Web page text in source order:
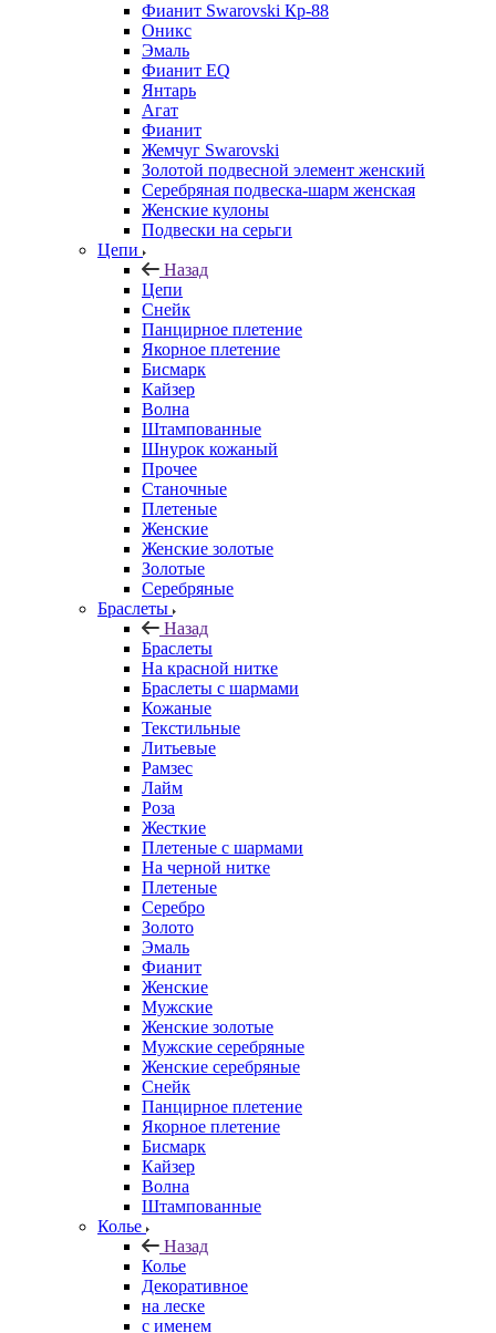
Фианит Swarovski Кр-88
Оникс
Эмаль
Фианит EQ
Янтарь
Агат
Фианит
Жемчуг Swarovski
Золотой подвесной элемент женcкий
Серебряная подвеска-шарм женская
Женские кулоны
Подвески на серьги
Цепи
Назад
Цепи
Снейк
Панцирное плетение
Якорное плетение
Бисмарк
Кайзер
Волна
Штампованные
Шнурок кожаный
Прочее
Станочные
Плетеные
Женские
Женские золотые
Золотые
Серебряные
Браслеты
Назад
Браслеты
На красной нитке
Браслеты с шармами
Кожаные
Текстильные
Литьевые
Рамзес
Лайм
Роза
Жесткие
Плетеные с шармами
На черной нитке
Плетеные
Серебро
Золото
Эмаль
Фианит
Женские
Мужские
Женские золотые
Мужские серебряные
Женские серебряные
Снейк
Панцирное плетение
Якорное плетение
Бисмарк
Кайзер
Волна
Штампованные
Колье
Назад
Колье
Декоративное
на леске
с именем